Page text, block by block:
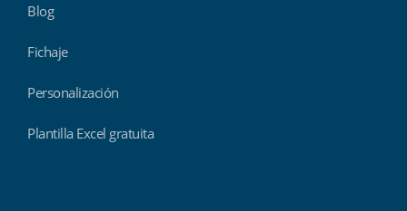
Blog
Fichaje
Personalización
Plantilla Excel gratuita